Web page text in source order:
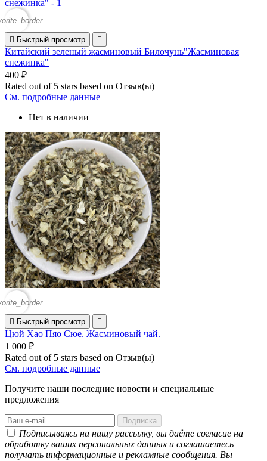
 Быстрый просмотр 
Китайский зеленый жасминовый Билочунь"Жасминовая
снежинка"
400 ₽
Rated out of 5 stars based on Отзыв(ы)
См. подробные данные
Нет в наличии
 Быстрый просмотр 
Цюй Хао Пяо Сюе. Жасминовый чай.
1 000 ₽
Rated out of 5 stars based on Отзыв(ы)
См. подробные данные
Получите наши последние новости и специальные
предложения
Подписываясь на нашу рассылку, вы даёте согласие на
обработку ваших персональных данных и соглашаетесь
получать информационные и рекламные сообщения. Вы